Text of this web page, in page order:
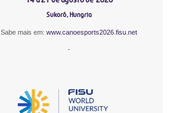
Sukoró, Hungria
Sabe mais em:www.canoesports2026.fisu.net
-